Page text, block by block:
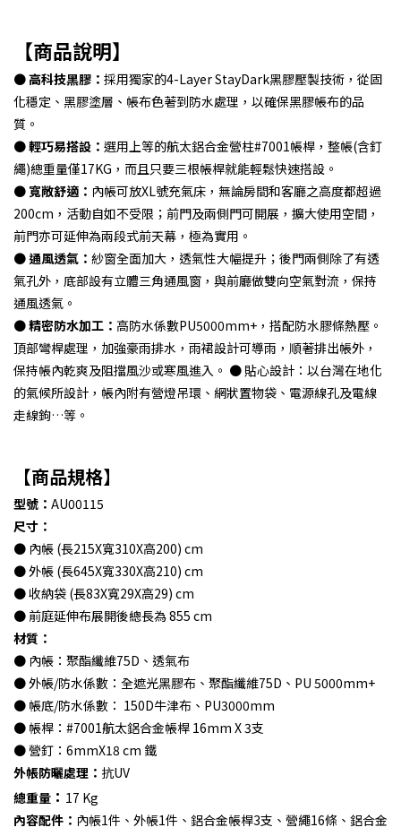
【商品說明】
● 高科技黑膠： 採用獨家的4-Layer StayDark黑膠壓製技術，從固
化穩定、黑膠塗層、帳布色著到防水處理，以確保黑膠帳布的品
質。
● 輕巧易搭設： 選用上等的航太鋁合金營柱#7001帳桿，整帳(含釘
繩)總重量僅17KG，而且只要三根帳桿就能輕鬆快速搭設。
● 寬敞舒適： 內帳可放XL號充氣床，無論房間和客廳之高度都超過
200cm，活動自如不受限；前門及兩側門可開展，擴大使用空間，
前門亦可延伸為兩段式前天幕，極為實用。
● 通風透氣： 紗窗全面加大，透氣性大幅提升；後門兩側除了有透
氣孔外，底部設有立體三角通風窗，與前廳做雙向空氣對流，保持
通風透氣。
● 精密防水加工： 高防水係數PU5000mm+，搭配防水膠條熱壓。
頂部彎桿處理，加強豪雨排水，雨裙設計可導雨，順著排出帳外，
保持帳內乾爽及阻擋風沙或寒風進入。 ● 貼心設計：以台灣在地化
的氣候所設計，帳內附有營燈吊環、網狀置物袋、電源線孔及電線
走線鉤…等。
【商品規格】
型號： AU00115
尺寸：
● 內帳 (長215X寬310X高200) cm
● 外帳 (長645X寬330X高210) cm
● 收納袋 (長83X寬29X高29) cm
● 前庭延伸布展開後總長為 855 cm
材質：
● 內帳：聚酯纖維75D、透氣布
● 外帳/防水係數：全遮光黑膠布、聚酯纖維75D、PU 5000mm+
● 帳底/防水係數： 150D牛津布、PU3000mm
● 帳桿：#7001航太鋁合金帳桿 16mm X 3支
● 營釘：6mmX18 cm 鐵
外帳防曬處理： 抗UV
總重量 ： 17 Kg
內容配件： 內帳1件、外帳1件、鋁合金帳桿3支、營繩16條、鋁合金